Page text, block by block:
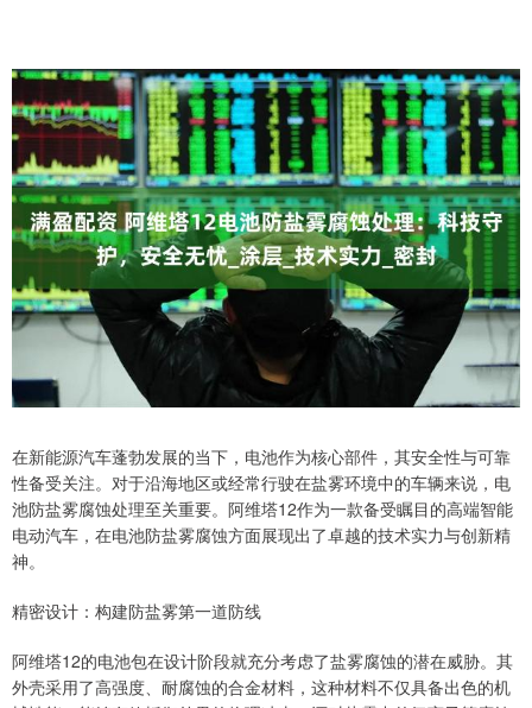
在新能源汽车蓬勃发展的当下，电池作为核心部件，其安全性与可靠
性备受关注。对于沿海地区或经常行驶在盐雾环境中的车辆来说，电
池防盐雾腐蚀处理至关重要。阿维塔12作为一款备受瞩目的高端智能
电动汽车，在电池防盐雾腐蚀方面展现出了卓越的技术实力与创新精
神。
精密设计：构建防盐雾第一道防线
阿维塔12的电池包在设计阶段就充分考虑了盐雾腐蚀的潜在威胁。其
外壳采用了高强度、耐腐蚀的合金材料，这种材料不仅具备出色的机